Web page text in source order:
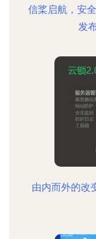
信桨启航，安
发
由内而外的改